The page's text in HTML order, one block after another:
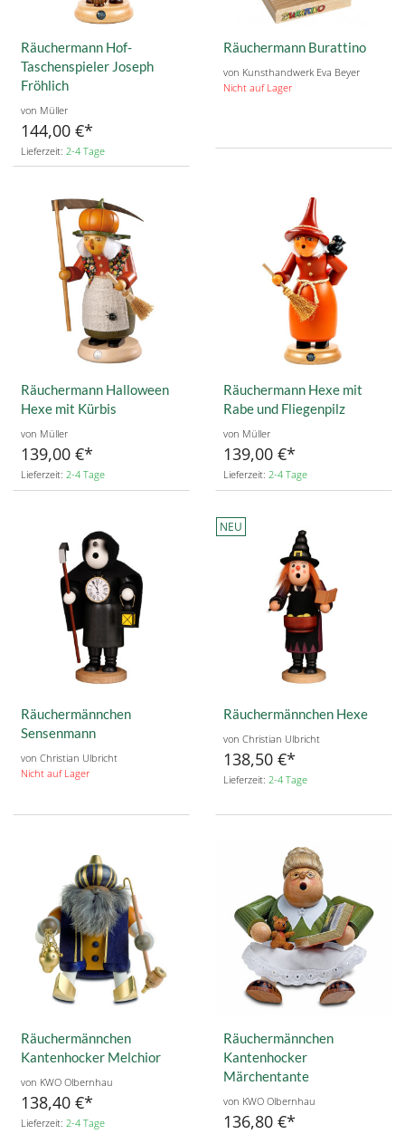
Räuchermann Hof-
Taschenspieler Joseph
Fröhlich
von Müller
144,00 €
Lieferzeit: 2-4 Tage
Räuchermann Burattino
von Kunsthandwerk Eva Beyer
Nicht auf Lager
Räuchermann Halloween
Hexe mit Kürbis
von Müller
139,00 €
Lieferzeit: 2-4 Tage
Räuchermann Hexe mit
Rabe und Fliegenpilz
von Müller
139,00 €
Lieferzeit: 2-4 Tage
Räuchermännchen
Sensenmann
von Christian Ulbricht
Nicht auf Lager
NEU
Räuchermännchen Hexe
von Christian Ulbricht
138,50 €
Lieferzeit: 2-4 Tage
Räuchermännchen
Kantenhocker Melchior
von KWO Olbernhau
138,40 €
Lieferzeit: 2-4 Tage
Räuchermännchen
Kantenhocker
Märchentante
von KWO Olbernhau
136,80 €